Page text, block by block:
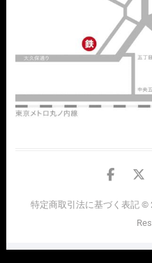
特定商取引法に基づく表記©